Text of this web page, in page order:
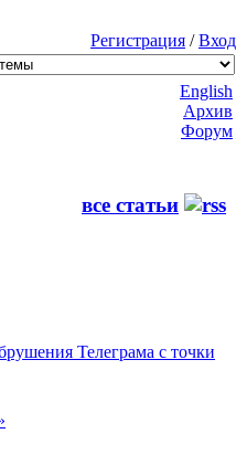
Регистрация /Вход
English
Архив
Форум
все статьи
Телеграма с точки